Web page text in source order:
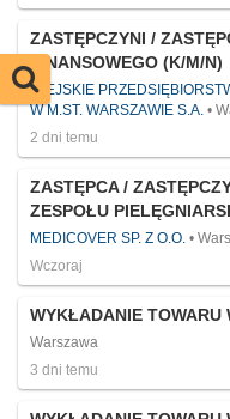
ZASTĘPCZYNI /
FINANSOWEGO (K/M/N)
MIEJSKIE
W M.ST. WARSZAWIE S.A.
2 dni temu
ZASTĘPCA /
ZESPOŁU
MEDICOVER SP. Z O.O.
Wczoraj
WYKŁADANIE TOWARU
Warszawa
3 dni temu